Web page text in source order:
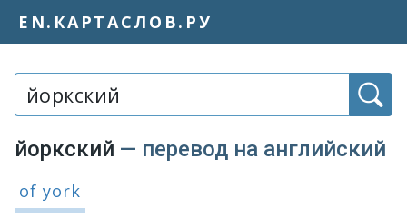
EN.КАРТАСЛОВ.РУ
Слово или фраза:
йоркский — перевод на английский
Варианты перевода слова
of york